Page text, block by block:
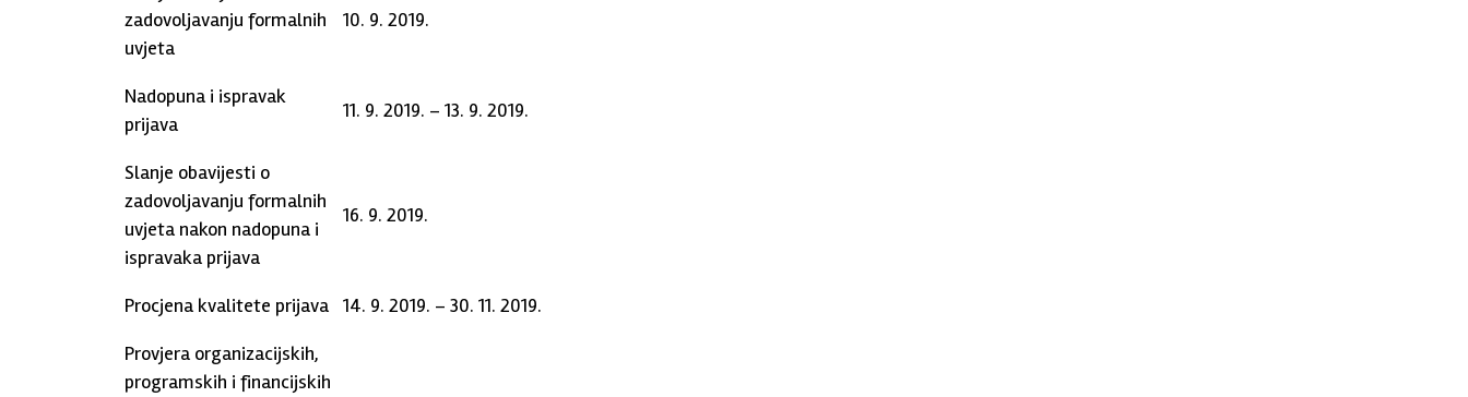
zadovoljavanju formalnih
uvjeta
10. 9. 2019.
Nadopuna i ispravak
prijava
11. 9. 2019. – 13. 9. 2019.
Slanje obavijesti o
zadovoljavanju formalnih
uvjeta nakon nadopuna i
ispravaka prijava
16. 9. 2019.
Procjena kvalitete prijava 14. 9. 2019. – 30. 11. 2019.
Provjera organizacijskih,
programskih i financijskih